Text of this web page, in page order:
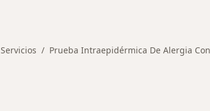
Servicios Prueba Intraepidérmica De Alergia